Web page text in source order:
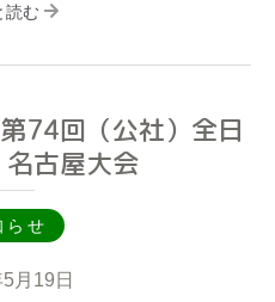
読む
74回（公社）全日
古屋大会
らせ
月19日